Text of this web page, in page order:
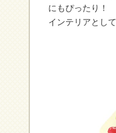
にもぴったり！
インテリアとし